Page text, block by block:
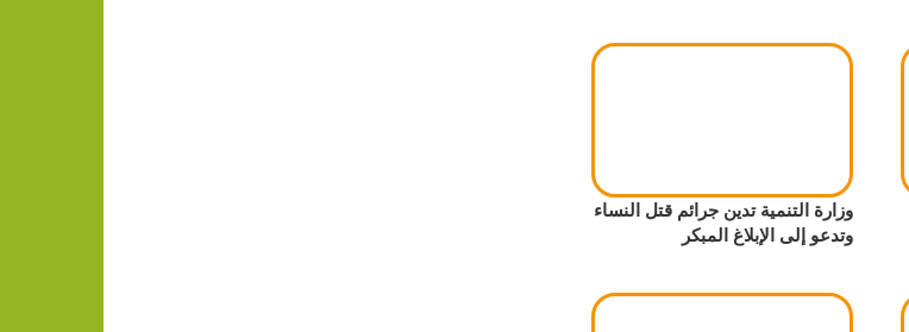
وزارة التنمية تدين جرائم قتل النساء
وتدعو إلى الإبلاغ المبكر